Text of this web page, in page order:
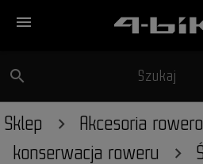
menu
search Szukaj
Sklep Akcesoria
konserwacja roweru